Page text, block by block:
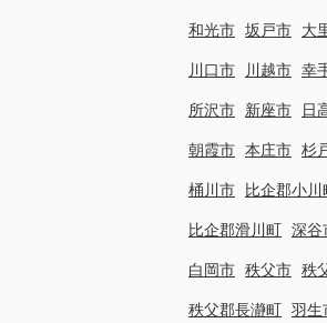
和光市 坂戸市 大
川口市 川越市 幸
所沢市 新座市 日
朝霞市 本庄市 杉
桶川市 比企郡小川
比企郡滑川町 深谷
白岡市 秩父市 秩
秩父郡長瀞町 羽生